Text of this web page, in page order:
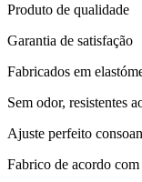
Produto de qualidade
Garantia de satisfação
Fabricados em
Sem odor, resistentes
Ajuste perfeito
Fabrico de acordo